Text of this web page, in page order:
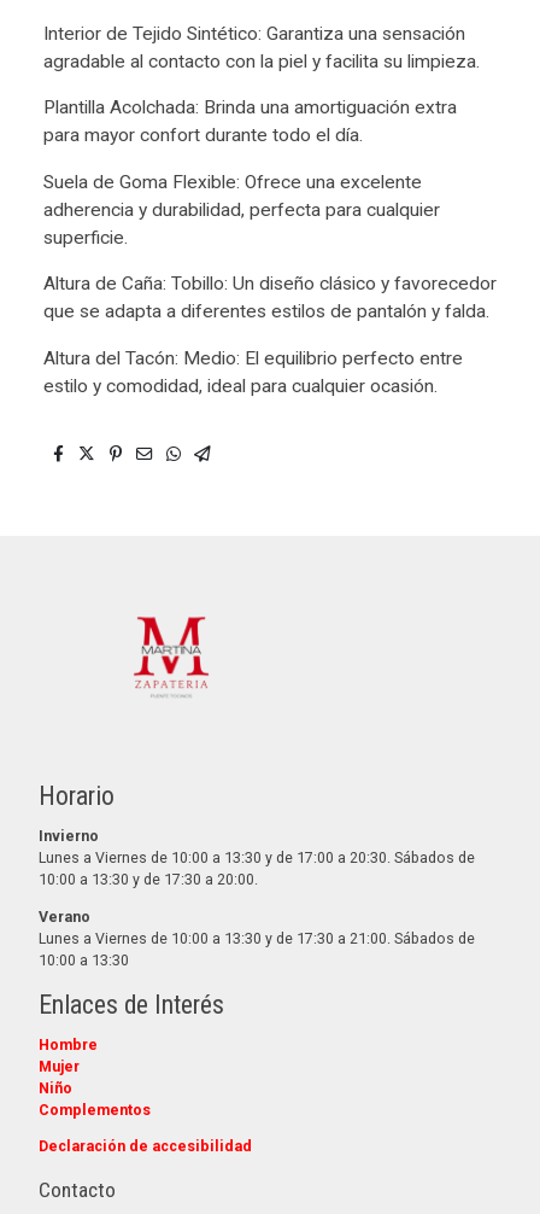
Interior de Tejido Sintético: Garantiza una sensación
agradable al contacto con la piel y facilita su limpieza.
Plantilla Acolchada: Brinda una amortiguación extra
para mayor confort durante todo el día.
Suela de Goma Flexible: Ofrece una excelente
adherencia y durabilidad, perfecta para cualquier
superficie.
Altura de Caña: Tobillo: Un diseño clásico y favorecedor
que se adapta a diferentes estilos de pantalón y falda.
Altura del Tacón: Medio: El equilibrio perfecto entre
estilo y comodidad, ideal para cualquier ocasión.
Horario
Invierno
Lunes a Viernes de 10:00 a 13:30 y de 17:00 a 20:30. Sábados de
10:00 a 13:30 y de 17:30 a 20:00.
Verano
Lunes a Viernes de 10:00 a 13:30 y de 17:30 a 21:00. Sábados de
10:00 a 13:30
Enlaces de Interés
Hombre
Mujer
Niño
Complementos
Declaración de accesibilidad
Contacto